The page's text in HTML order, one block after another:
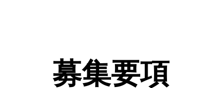
募集要項